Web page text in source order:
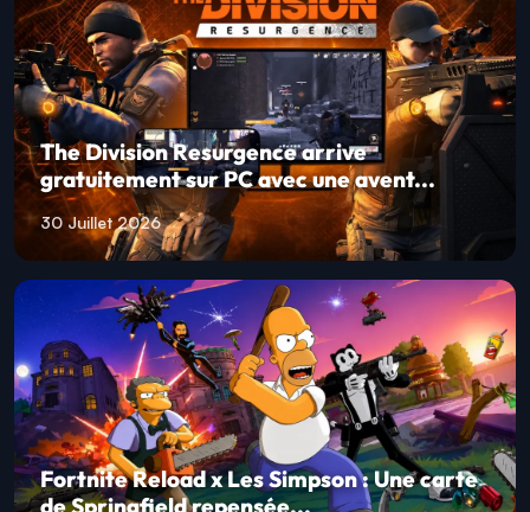
The Division Resurgence arrive
gratuitement sur PC avec une avent...
30 Juillet 2026
Fortnite Reload x Les Simpson : Une carte
de Springfield repensée...